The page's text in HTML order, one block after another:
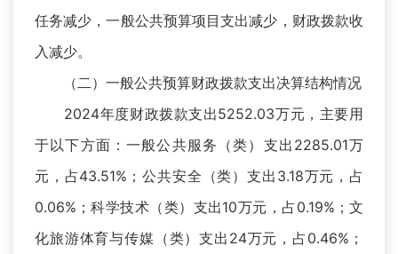
任务减少，一般公共预算项目支出减少，财政拨款收
入减少。
（二）一般公共预算财政拨款支出决算结构情况
2024年度财政拨款支出5252.03万元，主要用
于以下方面：一般公共服务（类）支出2285.01万
元，占43.51%；公共安全（类）支出3.18万元，占
0.06%；科学技术（类）支出10万元，占0.19%；文
化旅游体育与传媒（类）支出24万元，占0.46%；